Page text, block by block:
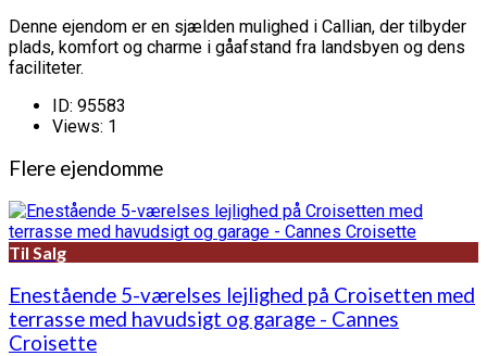
Denne ejendom er en sjælden mulighed i Callian, der tilbyder
plads, komfort og charme i gåafstand fra landsbyen og dens
faciliteter.
ID: 95583
Views: 1
Flere ejendomme
Til Salg
Enestående 5-værelses lejlighed på Croisetten med
terrasse med havudsigt og garage - Cannes
Croisette